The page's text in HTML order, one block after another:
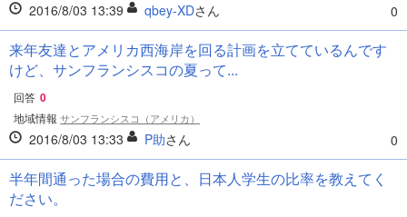
2016/8/03 13:39 qbey-XDさん 0
来年友達とアメリカ西海岸を回る計画を立てているんです
けど、サンフランシスコの夏って...
回答 0
地域情報 サンフランシスコ（アメリカ）
2016/8/03 13:33 P助さん 0
半年間通った場合の費用と、日本人学生の比率を教えてく
ださい。